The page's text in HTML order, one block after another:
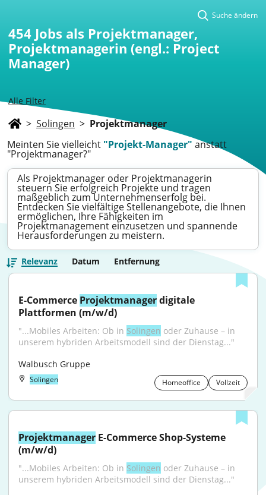
Alle Filter
Suche ändern
454 Jobs als Projektmanager,
Projektmanagerin (engl.: Project
Manager)
> Solingen > Projektmanager
Meinten Sie vielleicht "Projekt-Manager" anstatt
"Projektmanager?"
Als Projektmanager oder Projektmanagerin
steuern Sie erfolgreich Projekte und tragen
maßgeblich zum Unternehmenserfolg bei.
Entdecken Sie vielfältige Stellenangebote, die Ihnen
ermöglichen, Ihre Fähigkeiten im
Projektmanagement einzusetzen und spannende
Herausforderungen zu meistern.
Relevanz Datum Entfernung
E-Commerce Projektmanager digitale
Plattformen (m/w/d)
"...Mobiles Arbeiten: Ob in Solingen oder Zuhause – in
unserem hybriden Arbeitsmodell sind der Dienstag..."
Walbusch Gruppe
Solingen Homeoffice Vollzeit
Projektmanager E-Commerce Shop-Systeme
(m/w/d)
"...Mobiles Arbeiten: Ob in Solingen oder Zuhause – in
unserem hybriden Arbeitsmodell sind der Dienstag..."